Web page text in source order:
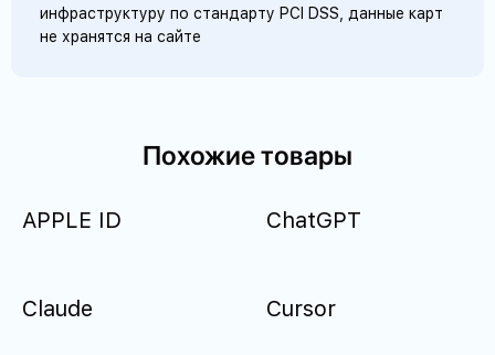
инфраструктуру по стандарту PCI DSS, данные карт
не хранятся на сайте
Похожие товары
APPLE ID ChatGPT
Claude Cursor